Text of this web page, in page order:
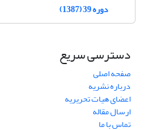
دوره 39 (1387)
دسترسی سریع
صفحه اصلی
درباره نشریه
اعضای هیات تحریریه
ارسال مقاله
تماس با ما